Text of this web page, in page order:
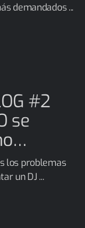
demandados ...
#2
se
los problemas
un DJ ...